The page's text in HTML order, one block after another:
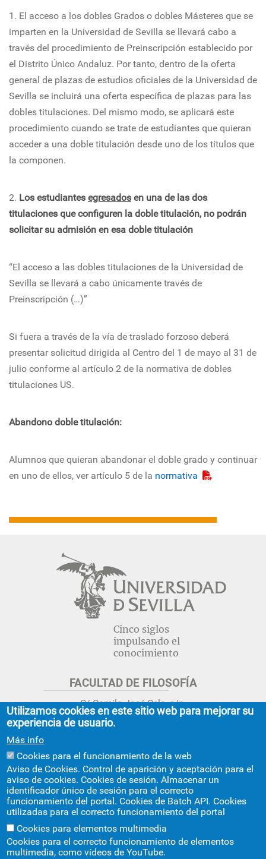
1. El acceso a los dobles Grados o dobles Másteres que se
imparten en la Universidad de Sevilla se llevará cabo a
través del procedimiento de Preinscripción establecido por
el Distrito Único Andaluz. Por tanto, dentro de la oferta
general de plazas de estudios oficiales de la Universidad de
Sevilla se incluirá una oferta específica de plazas para las
dobles titulaciones. Del mismo modo, se aplicará este
procedimiento cuando se trate de estudiantes que quieran
acceder a una doble titulación desde uno de los títulos que
la componen.
2. Los estudiantes egresados en una de las dos
titulaciones que configuren la doble titulación, no podrán
solicitar su admisión en esa doble titulación
“El acceso a las dobles titulaciones de la Universidad de
Sevilla se llevará a cabo únicamente través de
Preinscripción (…)”
Si fuera a través de la vía de traslado forzoso deberá
presentar solicitud dirigida al Centro del 1 de mayo al 31 de
julio conforme al artículo 2 de la normativa de dobles
titulaciones US.
Abandono doble titulación:
Alumnos que quieran abandonar el doble grado y continuar
en uno de ellos, ver artículo 5 de la normativa
principal
Cinco siglos
impulsando el
conocimiento
FACULTAD DE FILOSOFÍA
C/ Camilo José Cela, s/n.
Sevilla 41018.
adminfil@us.es
+info
GRADO ESTUDIOS ASIA ORIENTAL
Avda. Ciudad Jardín, 20-222
Centro Internacional de la US
asiaoriental@us.es
954 55 17 40
Utilizamos cookies en este sitio web para mejorar su
experiencia de usuario.
Más info
Cookies para el funcionamiento de la web
Aviso de Cookies. Control de aparición y aceptación para el
aviso de cookies. Cookies de sesión. Almacenar un
identificador único de sesión para el correcto
funcionamiento del portal. Cookies de Batch API. Cookies
utilizadas para el correcto funcionamiento del portal
Cookies para elementos multimedia
Cookies para el correcto funcionamiento de elementos
multimedia, como vídeos de YouTube.